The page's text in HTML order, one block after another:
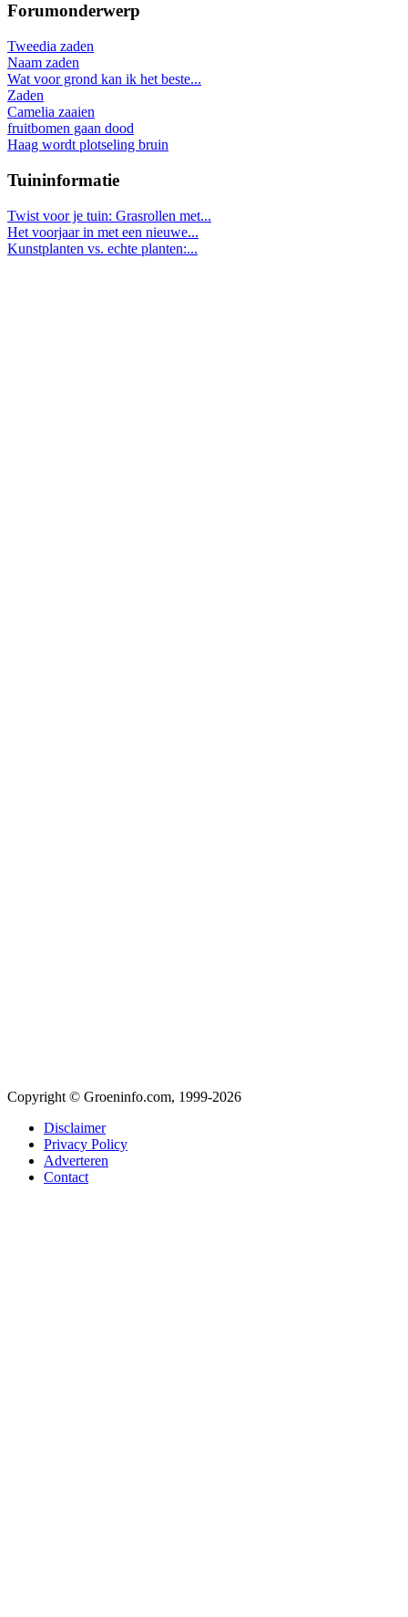
Forumonderwerp
Tweedia zaden
Naam zaden
Wat voor grond kan ik het beste...
Zaden
Camelia zaaien
fruitbomen gaan dood
Haag wordt plotseling bruin
Tuininformatie
Twist voor je tuin: Grasrollen met...
Het voorjaar in met een nieuwe...
Kunstplanten vs. echte planten:...
Copyright © Groeninfo.com, 1999-2026
Disclaimer
Privacy Policy
Adverteren
Contact